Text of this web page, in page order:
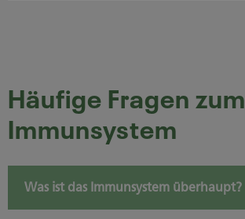
Produkte
Quellen
Häufige Fragen zum
Immunsystem
Was ist das Immunsystem überhaupt?